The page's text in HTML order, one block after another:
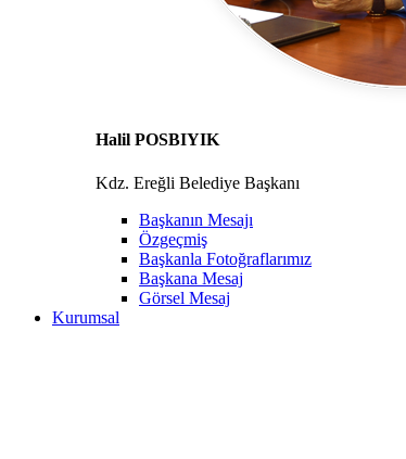
Halil POSBIYIK
Kdz. Ereğli Belediye Başkanı
Başkanın Mesajı
Özgeçmiş
Başkanla Fotoğraflarımız
Başkana Mesaj
Görsel Mesaj
Kurumsal